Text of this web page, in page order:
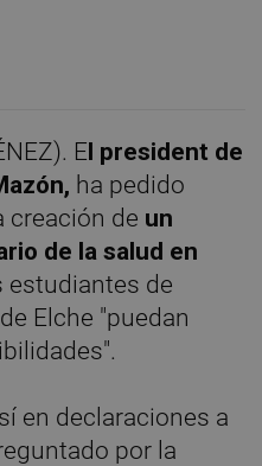
El president de
ha pedido
creación de un
de la salud en
estudiantes de
Elche "puedan
en declaraciones a
por la